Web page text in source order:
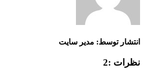
انتشار توسط: مدیر سایت
نظرات :2